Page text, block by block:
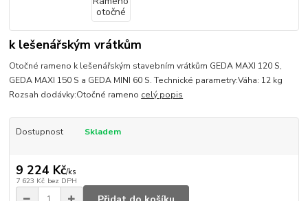
k lešenářským vrátkům
Otočné rameno k lešenářským stavebním vrátkům GEDA MAXI 120 S,
GEDA MAXI 150 S a GEDA MINI 60 S. Technické parametry:Váha: 12 kg
Rozsah dodávky:Otočné rameno celý popis
Dostupnost Skladem
9 224 Kč/ks
7 623 Kč bez DPH